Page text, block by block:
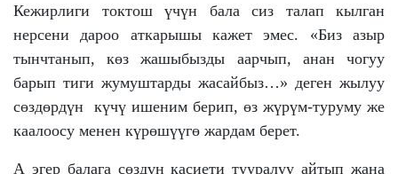
Кежирлиги токтош үчүн бала сиз талап кылган
нерсени дароо аткарышы кажет эмес. «Биз азыр
тынчтанып, көз жашыбызды аарчып, анан чогуу
барып тиги жумуштарды жасайбыз…» деген жылуу
сөздөрдүн күчү ишеним берип, өз жүрүм-туруму же
каалоосу менен күрөшүүгө жардам берет.
А эгер балага сөздүн касиети тууралуу айтып жана